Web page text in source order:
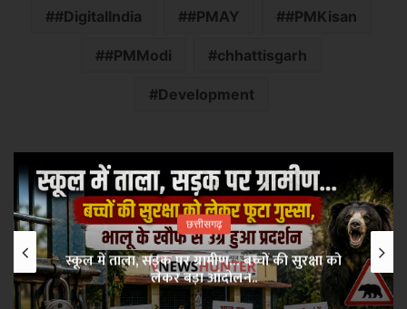
#DigitalIndia #PMAY #PMKisan
#PMModi chhattisgarh
Development
छत्तीसगढ़
दिल्ली से रायपुर तक सियासी मंथन, कांग्रेस संगठन को
मिलेगी नई दिशा..